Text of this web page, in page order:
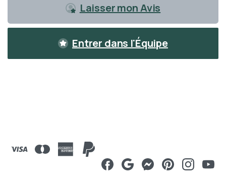
Laisser mon Avis
Entrer dans l'Équipe